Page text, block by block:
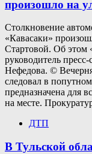
произошло на
Столкновение
«Кавасаки»
Стартовой. Об этом
руководитель
Нефедова. ©
следовал в
предназначена для
на месте.
ДТП
В Тульской